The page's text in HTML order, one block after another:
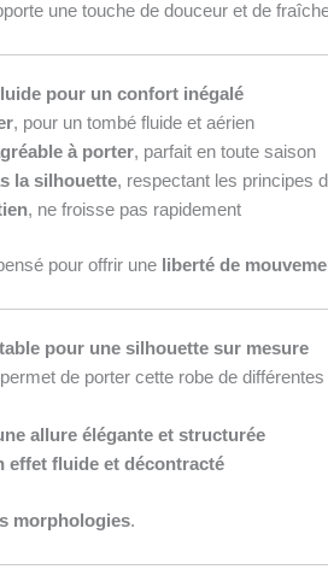
une touche de douceur et de
pour un confort inégalé
, pour un tombé fluide et aérien
à porter, parfait en toute saison
la silhouette, respectant les principes
, ne froisse pas rapidement
pour offrir une liberté de
pour une silhouette sur mesure
permet de porter cette robe de
allure élégante et structurée
effet fluide et décontracté
morphologies.